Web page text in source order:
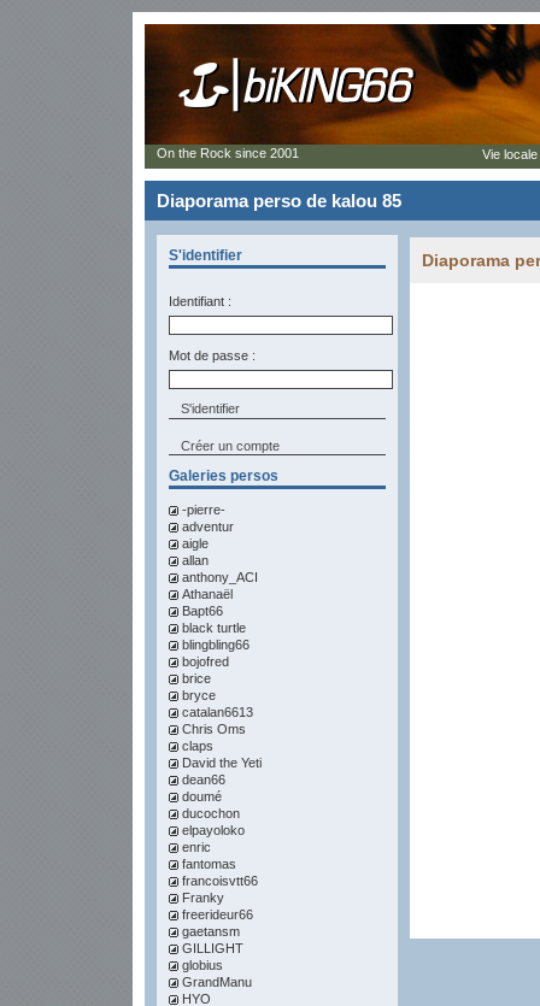
Diaporama perso de kalou 85
S'identifier
Identifiant :
Mot de passe :
Créer un compte
Galeries persos
-pierre-
adventur
aigle
allan
anthony_ACI
Athanaël
Bapt66
black turtle
blingbling66
bojofred
brice
bryce
catalan6613
Chris Oms
claps
David the Yeti
dean66
doumé
ducochon
elpayoloko
enric
fantomas
francoisvtt66
Franky
freerideur66
gaetansm
GILLIGHT
globius
GrandManu
HYO
Diaporama
On the Rock since 2001 Vie